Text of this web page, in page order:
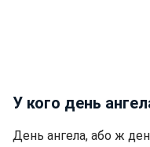
У кого день
День ангела, або ж